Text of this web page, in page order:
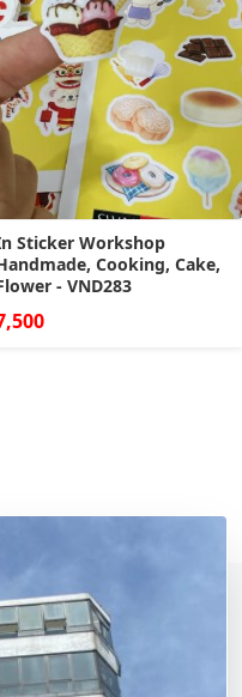
Sticker Workshop
Cooking, Cake,
- VND283